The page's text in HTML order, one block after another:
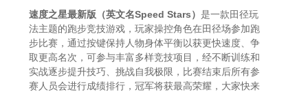
速度之星最新版（英文名Speed Stars）是一款田径玩
法主题的跑步竞技游戏，玩家操控角色在田径场参加跑
步比赛，通过按键保持人物身体平衡以获更快速度、争
取更高名次，可参与丰富多样竞技项目，经不断训练和
实战逐步提升技巧、挑战自我极限，比赛结束后所有参
赛人员会进行成绩排行，冠军将获最高荣耀，大家快来